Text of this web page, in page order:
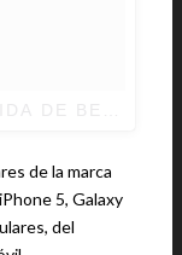
de la marca
5, Galaxy
del